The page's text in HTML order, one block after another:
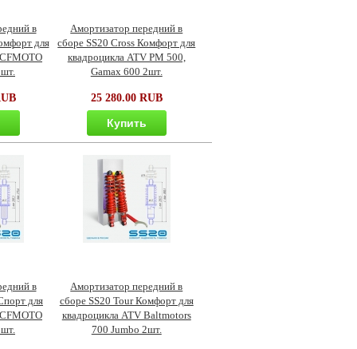
в
для
Амортизатор передний в
сборе SS20 Cross Комфорт для
квадроцикла ATV PM 500,
Gamax 600 2шт.
25 280.00 RUB
Купить
в
для
Амортизатор передний в
сборе SS20 Tour Комфорт для
квадроцикла ATV Baltmotors
700 Jumbo 2шт.